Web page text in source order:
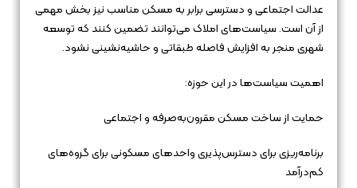
عدالت اجتماعی و دسترسی برابر به مسکن مناسب نیز بخش مهمی
از آن است. سیاست‌های املاک می‌توانند تضمین کنند که توسعه
شهری منجر به افزایش فاصله طبقاتی و حاشیه‌نشینی نشود.
اهمیت سیاست‌ها در این حوزه:
حمایت از ساخت مسکن مقرون‌به‌صرفه و اجتماعی
برنامه‌ریزی برای دسترس‌پذیری واحدهای مسکونی برای گروه‌های
کم‌درآمد